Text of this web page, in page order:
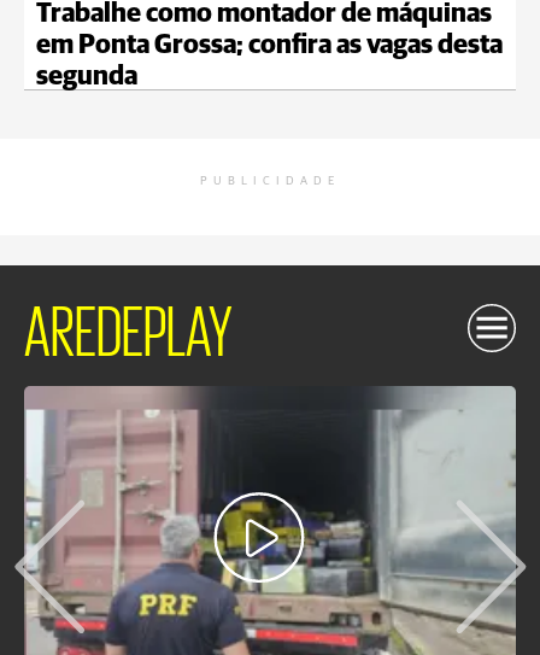
Trabalhe como montador de máquinas
em Ponta Grossa; confira as vagas desta
segunda
PUBLICIDADE
AREDEPLAY